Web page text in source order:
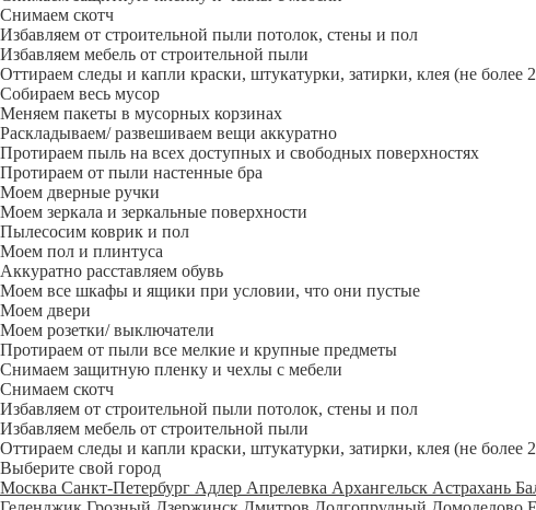
Снимаем скотч
Избавляем от строительной пыли потолок, стены и пол
Избавляем мебель от строительной пыли
Оттираем следы и капли краски, штукатурки, затирки, клея (не более
Собираем весь мусор
Меняем пакеты в мусорных корзинах
Раскладываем/ развешиваем вещи аккуратно
Протираем пыль на всех доступных и свободных поверхностях
Протираем от пыли настенные бра
Моем дверные ручки
Моем зеркала и зеркальные поверхности
Пылесосим коврик и пол
Моем пол и плинтуса
Аккуратно расставляем обувь
Моем все шкафы и ящики при условии, что они пустые
Моем двери
Моем розетки/ выключатели
Протираем от пыли все мелкие и крупные предметы
Снимаем защитную пленку и чехлы с мебели
Снимаем скотч
Избавляем от строительной пыли потолок, стены и пол
Избавляем мебель от строительной пыли
Оттираем следы и капли краски, штукатурки, затирки, клея (не более
Выберите свой город
Москва Санкт-Петербург Адлер Апрелевка Архангельск Астрахань